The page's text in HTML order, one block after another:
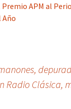
Premio APM al
Año
Radio Clásica,